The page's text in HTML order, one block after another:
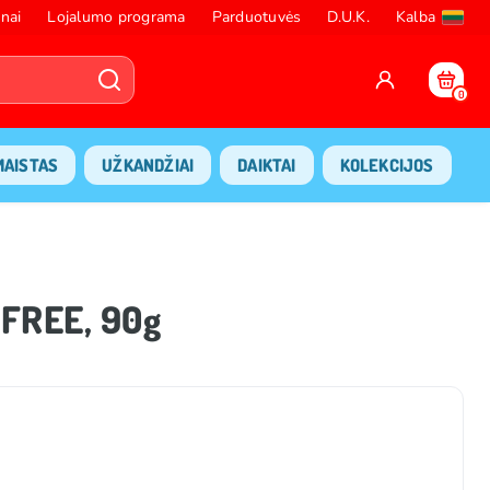
Lojalumo programa Parduotuvės D.U.K. Kalba
0
UŽKANDŽIAI DAIKTAI KOLEKCIJOS
90g